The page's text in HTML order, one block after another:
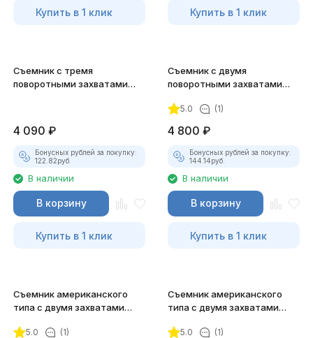
Купить в 1 клик Купить в 1 клик
Съемник с тремя
поворотными захватами
4 090 ₽
Бонусных рублей за покупку:
122.82руб.
В наличии
В корзину
Купить в 1 клик
Съемник с двумя
поворотными захватами
5.0 (1)
4 800 ₽
Бонусных рублей за покупку:
144.14руб.
В наличии
В корзину
Купить в 1 клик
Съемник американского
типа с двумя захватами
5.0 (1)
Съемник американского
типа с двумя захватами
5.0 (1)